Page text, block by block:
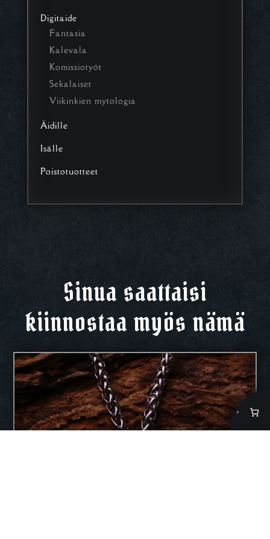
Digitaide
Fantasia
Kalevala
Komissiotyöt
Sekalaiset
Viikinkien mytologia
Äidille
Isälle
Poistotuotteet
Sinua saattaisi
kiinnostaa myös nämä